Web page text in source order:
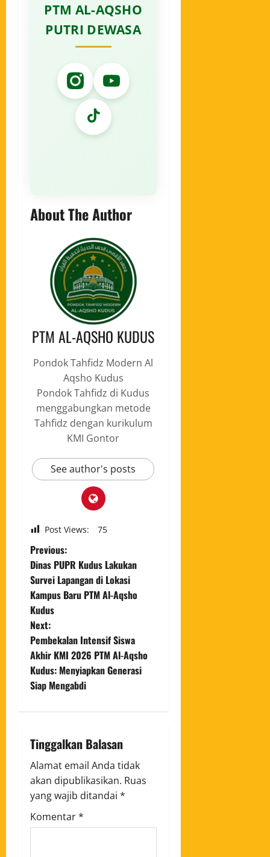
PTM AL-AQSHO
PUTRI DEWASA
About The Author
PTM AL-AQSHO KUDUS
Pondok Tahfidz Modern Al
Aqsho Kudus
Pondok Tahfidz di Kudus
menggabungkan metode
Tahfidz dengan kurikulum
KMI Gontor
See author's posts
Post Views: 75
Previous:
Dinas PUPR Kudus Lakukan
Survei Lapangan di Lokasi
Kampus Baru PTM Al-Aqsho
Kudus
Next:
Pembekalan Intensif Siswa
Akhir KMI 2026 PTM Al-Aqsho
Kudus: Menyiapkan Generasi
Siap Mengabdi
Tinggalkan Balasan
Alamat email Anda tidak
akan dipublikasikan. Ruas
yang wajib ditandai *
Komentar*